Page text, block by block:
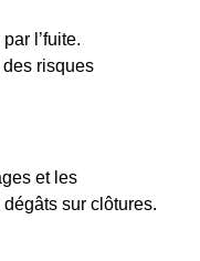
l’fuite.
risques
et les
sur clôtures.